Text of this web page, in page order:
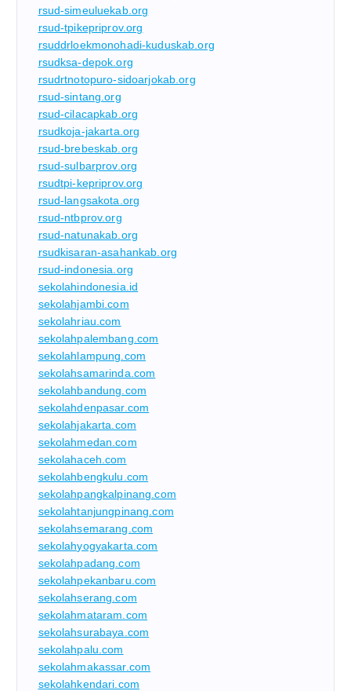
rsud-simeuluekab.org
rsud-tpikepriprov.org
rsuddrloekmonohadi-kuduskab.org
rsudksa-depok.org
rsudrtnotopuro-sidoarjokab.org
rsud-sintang.org
rsud-cilacapkab.org
rsudkoja-jakarta.org
rsud-brebeskab.org
rsud-sulbarprov.org
rsudtpi-kepriprov.org
rsud-langsakota.org
rsud-ntbprov.org
rsud-natunakab.org
rsudkisaran-asahankab.org
rsud-indonesia.org
sekolahindonesia.id
sekolahjambi.com
sekolahriau.com
sekolahpalembang.com
sekolahlampung.com
sekolahsamarinda.com
sekolahbandung.com
sekolahdenpasar.com
sekolahjakarta.com
sekolahmedan.com
sekolahaceh.com
sekolahbengkulu.com
sekolahpangkalpinang.com
sekolahtanjungpinang.com
sekolahsemarang.com
sekolahyogyakarta.com
sekolahpadang.com
sekolahpekanbaru.com
sekolahserang.com
sekolahmataram.com
sekolahsurabaya.com
sekolahpalu.com
sekolahmakassar.com
sekolahkendari.com